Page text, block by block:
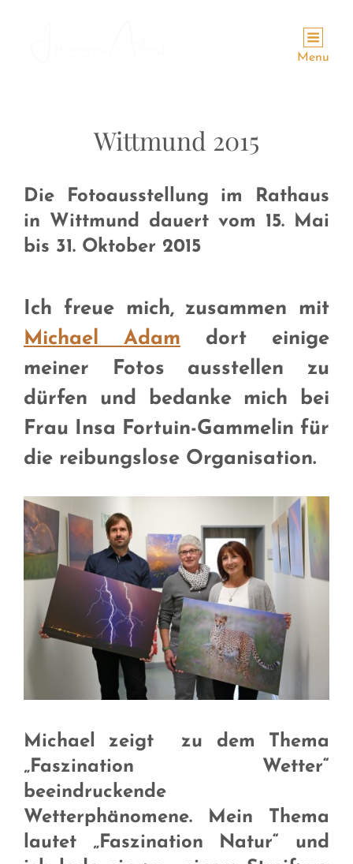
Menu
Wittmund 2015
Die Fotoausstellung im Rathaus
in Wittmund dauert vom 15. Mai
bis 31. Oktober 2015
Ich freue mich, zusammen mit
Michael Adam dort einige
meiner Fotos ausstellen zu
dürfen und bedanke mich bei
Frau Insa Fortuin-Gammelin für
die reibungslose Organisation.
Michael zeigt zu dem Thema
„Faszination Wetter“
beeindruckende
Wetterphänomene. Mein Thema
lautet „Faszination Natur“ und